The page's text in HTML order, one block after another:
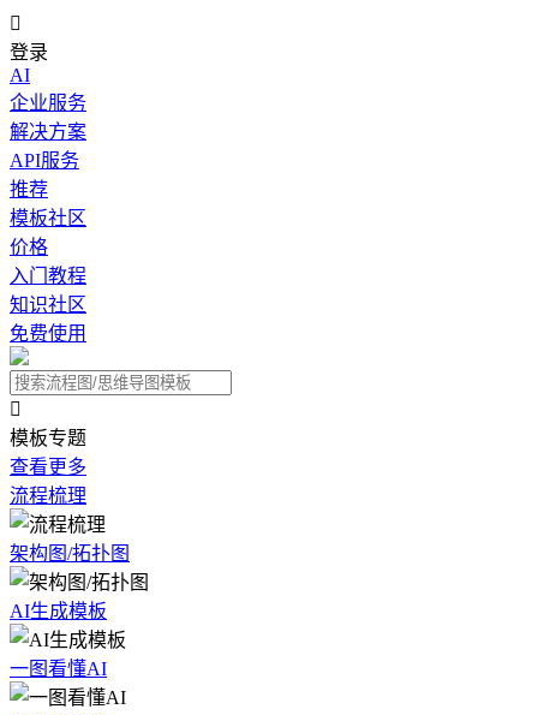

登录
AI
企业服务
解决方案
API服务
推荐
模板社区
价格
入门教程
知识社区
免费使用

模板专题
查看更多
流程梳理
架构图/拓扑图
AI生成模板
一图看懂AI